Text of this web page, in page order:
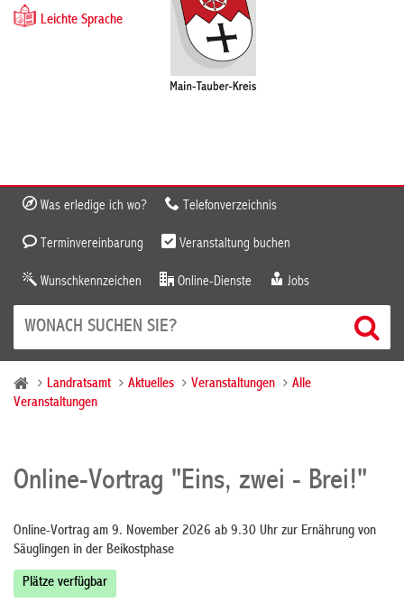
Leichte Sprache
Was erledige ich wo? Telefonverzeichnis
Terminvereinbarung Veranstaltung buchen
Wunschkennzeichen Online-Dienste Jobs
Landratsamt Aktuelles Veranstaltungen
Alle
Veranstaltungen
Online-Vortrag "Eins, zwei - Brei!"
Online-Vortrag am 9. November 2026 ab 9.30 Uhr zur Ernährung von
Säuglingen in der Beikostphase
Plätze verfügbar